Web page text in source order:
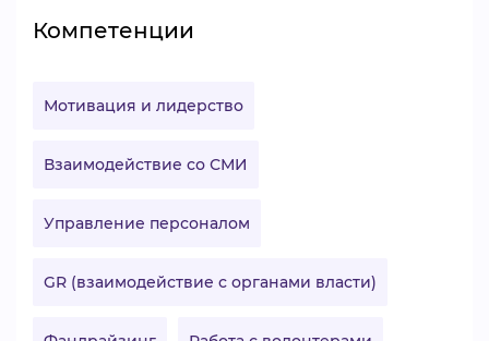
Компетенции
Мотивация и лидерство
Взаимодействие со СМИ
Управление персоналом
GR (взаимодействие с органами власти)